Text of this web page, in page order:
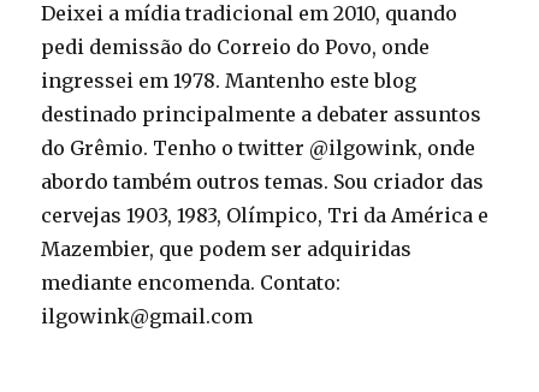
Deixei a mídia tradicional em 2010, quando
pedi demissão do Correio do Povo, onde
ingressei em 1978. Mantenho este blog
destinado principalmente a debater assuntos
do Grêmio. Tenho o twitter @ilgowink, onde
abordo também outros temas. Sou criador das
cervejas 1903, 1983, Olímpico, Tri da América e
Mazembier, que podem ser adquiridas
mediante encomenda. Contato:
ilgowink@gmail.com